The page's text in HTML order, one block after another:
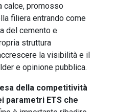
calce, promosso
filiera entrando come
del cemento e
struttura
la visibilità e il
e opinione pubblica.
della competitività
parametri ETS che